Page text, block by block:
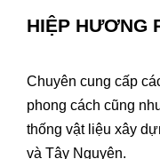
HIỆP HƯƠNG
Chuyên cung cấp
phong cách cũng
thống vật liệu xây
và Tây Nguyên.